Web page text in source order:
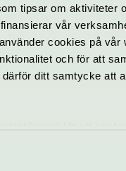
tipsar om aktiviteter
vår
cookies på vår
och för att
ditt samtycke att
för sociala
Konserthuset
Orfeus
Stylus